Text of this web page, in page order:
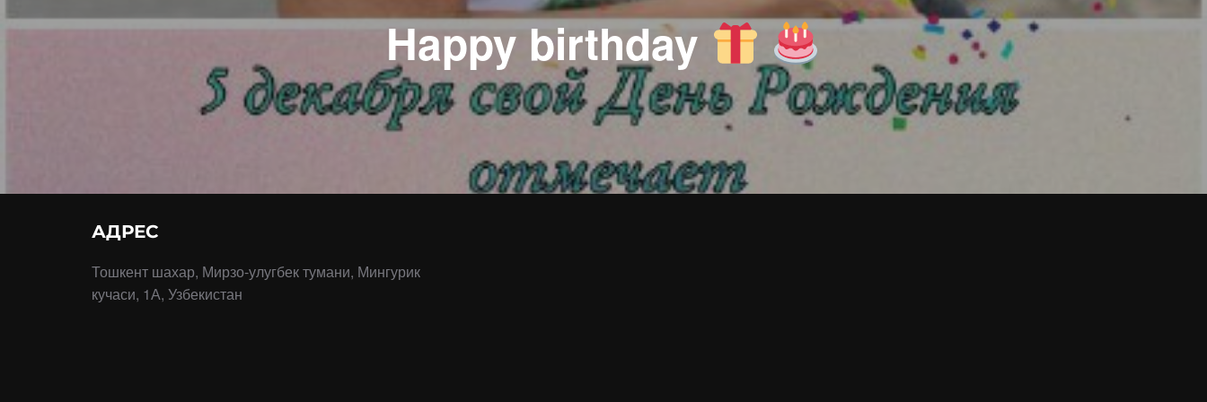
Happy birthday
АДРЕС
Тошкент шахар, Мирзо-улугбек тумани, Мингурик
кучаси, 1А, Узбекистан